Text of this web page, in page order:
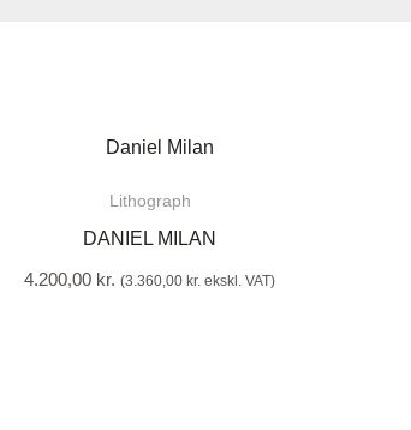
Lithograph
DANIEL MILAN
4.200,00 kr. (3.360,00kr. ekskl. VAT)